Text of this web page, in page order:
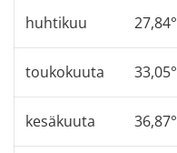
huhtikuu
toukokuuta
kesäkuuta